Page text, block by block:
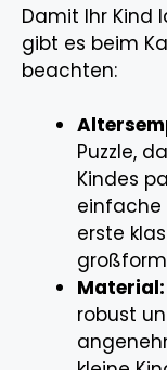
Damit Ihr Kind
gibt es beim
beachten:
Puzzle,
Kindes
einfache
erste
Material:
robust